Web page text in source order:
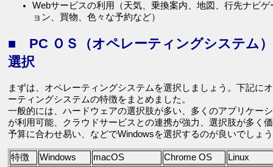
Webサービスの利用（天気、乗換案内、地図、行先ナビゲ
ョン、買物、色々な予約など）
■ PC ＯＳ（オペレーティングシステム
選択
まずは、オペレーティングシステムを選択しましょう。下記に
ーティングシステムの特徴をまとめました。
一般的には、ハードウェアの選択肢が多い、多くのアプリケー
が利用可能、クラウドサービスとの連携が強力、選択肢が多く
予算に合わせ易い、などでWindowsを選択するのが良いでしょ
特徴 Windows macOS Chrome OS Linux